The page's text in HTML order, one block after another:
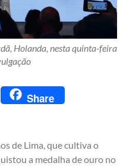
Holanda, nesta quinta-feira
PrintFriendly
Share
de Lima, que cultiva o
a medalha de ouro no